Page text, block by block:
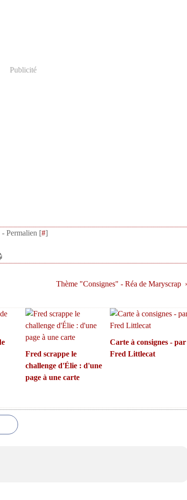
Publicité
- Permalien [#]
Thème "Consignes" - Réa de Maryscrap
Fred scrappe le
challenge d'Élie : d'une
page à une carte
Carte à consignes - par
Fred Littlecat